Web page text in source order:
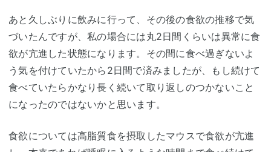
あと久しぶりに飲みに行って、その後の食欲の推移で気
づいたんですが、私の場合には丸2日間くらいは異常に食
欲が亢進した状態になります。その間に食べ過ぎないよ
う気を付けていたから2日間で済みましたが、もし続けて
食べていたらかなり長く続いて取り返しのつかないこと
になったのではないかと思います。
食欲については高脂質食を摂取したマウスで食欲が亢進